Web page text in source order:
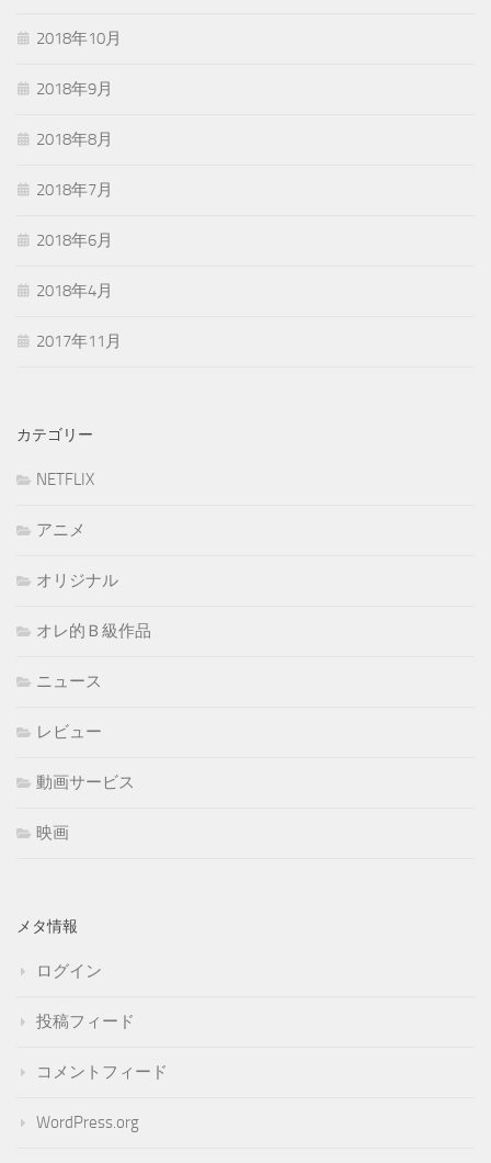
2018年10月
2018年9月
2018年8月
2018年7月
2018年6月
2018年4月
2017年11月
カテゴリー
NETFLIX
アニメ
オリジナル
オレ的Ｂ級作品
ニュース
レビュー
動画サービス
映画
メタ情報
ログイン
投稿フィード
コメントフィード
WordPress.org